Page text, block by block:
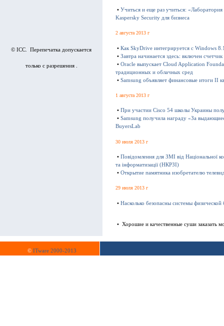
© ICC. Перепечатка допускается
только с разрешения .
• Учиться и еще раз учиться:
Kaspersky Security для бизнеса
2 августа 2013 г
• Как SkyDrive интегрируется с Windows
• Завтра начинается здесь: включен
• Oracle выпускает Cloud Application
традиционных и облачных сред
• Samsung объявляет финансовые итоги II
1 августа 2013 г
• При участии Cisco 54 школы Украины
• Samsung получила награду «За
BuyersLab
30 июля 2013 г
• Повідомлення для ЗМІ від Національної
та інформатизації (НКРЗІ)
• Открытие памятника изобретателю
29 июля 2013 г
• Насколько безопасны системы физической
• Хорошие и качественные суши заказать
© ITware 2000-2013